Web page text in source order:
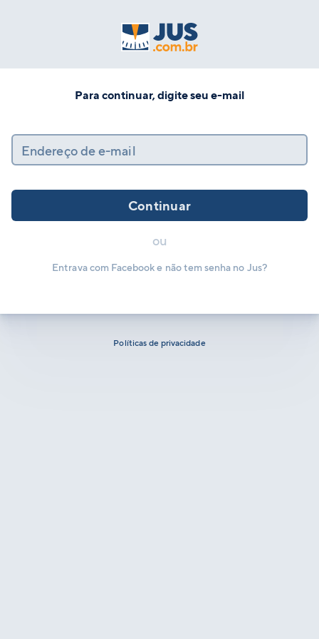
Para continuar, digite seu e-mail
Endereço de e-mail
Continuar
ou
Entrava com Facebook e não tem senha no Jus?
Políticas de privacidade